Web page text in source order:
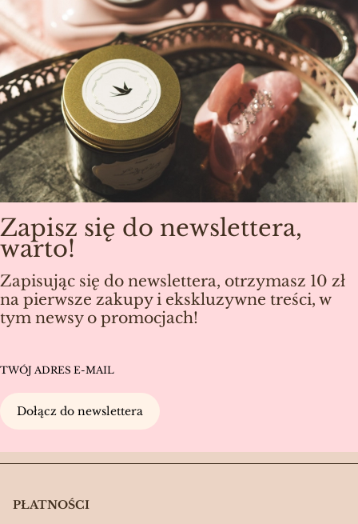
Zapisz się do newslettera,
warto!
Zapisując się do newslettera, otrzymasz 10 zł
na pierwsze zakupy i ekskluzywne treści, w
tym newsy o promocjach!
TWÓJ ADRES E-MAIL
Dołącz do newslettera
PŁATNOŚCI